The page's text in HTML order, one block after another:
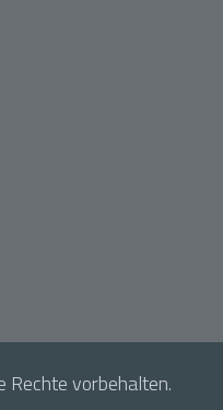
Rechte vorbehalten.